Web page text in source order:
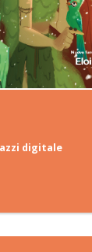
digitale